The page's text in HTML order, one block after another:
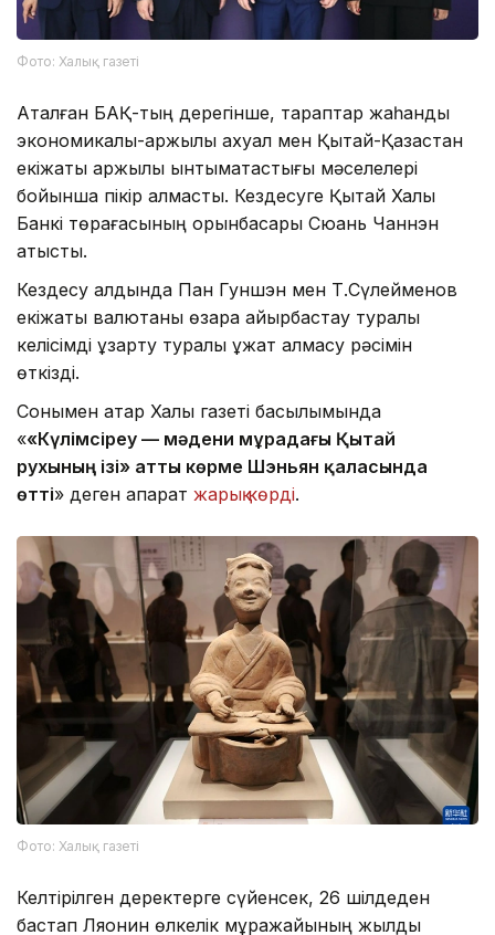
Фото: Халық газеті
Аталған БАҚ-тың дерегінше, тараптар жаһандық
экономикалық-қаржылық ахуал мен Қытай-Қазақстан
екіжақты қаржылық ынтымақтастығы мәселелері
бойынша пікір алмасты. Кездесуге Қытай Халық
Банкі төрағасының орынбасары Сюань Чаннэн
қатысты.
Кездесу алдында Пан Гуншэн мен Т.Сүлейменов
екіжақты валютаны өзара айырбастау туралы
келісімді ұзарту туралы құжат алмасу рәсімін
өткізді.
Сонымен қатар Халық газеті басылымында
««Күлімсіреу — мәдени мұрадағы Қытай
рухының ізі» атты көрме Шэньян қаласында
өтті» деген ақпарат жарық көрді.
Фото: Халық газеті
Келтірілген деректерге сүйенсек, 26 шілдеден
бастап Ляонин өлкелік мұражайының жылдық